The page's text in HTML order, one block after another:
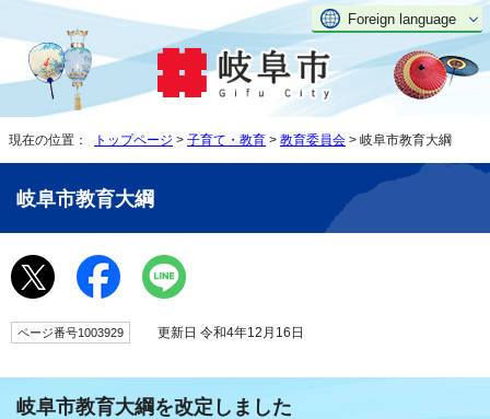
Foreign language
現在の位置： トップページ > 子育て・教育 > 教育委員会 > 岐阜市教育大綱
岐阜市教育大綱
ページ番号1003929 更新日 令和4年12月16日
岐阜市教育大綱を改定しました